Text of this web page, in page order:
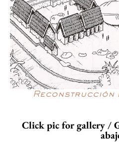
Reconstrucción
Click pic for gallery /